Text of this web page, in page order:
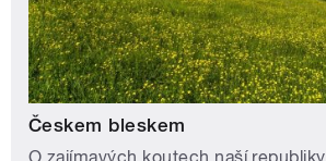
Českem bleskem